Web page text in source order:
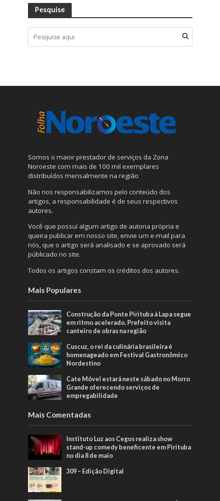
Pesquise
Somos o maior prestador de serviços da Zona
Noroeste com mais de 100 mil exemplares
distribuídos mensalmente na região
Não nos responsabilizamos pelo conteúdo dos
artigos, a responsabilidade é de seus respectivos
autores.
Você que possuí algum artigo de autoria própria e
queira publicar em nosso site, envie um e-mail para
nós, que o artigo será analisado e se aprovado será
públicado no site.
Todos os artigos constam os créditos dos autores.
Mais Populares
Construção da Ponte Pirituba à Lapa segue
em ritmo acelerado. Prefeito visita
canteiro de obras na região
Cuscuz, o rei da culinária brasileira é
homenageado em Festival Gastronômico
Nordestino
Cate Móvel estará neste sábado no Morro
Grande oferecendo serviços de
empregabilidade
Mais Comentadas
Instituto Luz aos Cegos realiza show
stand-up comedy beneficente em Pirituba
no dia 8 de maio
309 – Edição Digital